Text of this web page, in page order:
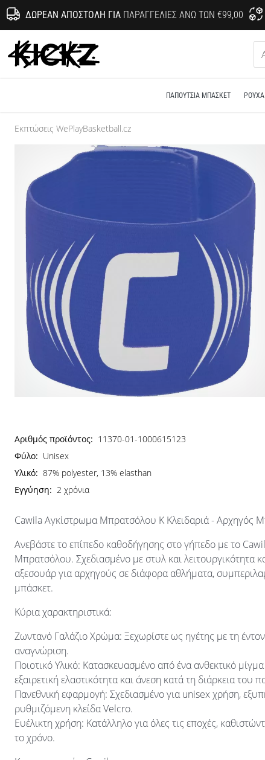
ΔΩΡΕΆΝ ΑΠΟΣΤΟΛΉ ΓΙΑΠΑΡΑΓΓΕΛΊΕΣ ΆΝΩ ΤΩΝ €99,00
KICKZ.gr
ΠΑΠΟΎΤΣΙΑ ΜΠΆΣΚΕΤ ΡΟΎΧΑ
Εκπτώσεις WePlayBasketball.cz
Αριθμός προϊόντος: 11370-01-1000615123
Φύλο: Unisex
Υλικό: 87% polyester, 13% elasthan
Εγγύηση: 2 χρόνια
Cawila Αγκίστρωμα Μπρατσόλου Κ Κλειδαριά - Αρχηγός
Ανεβάστε το επίπεδο καθοδήγησης στο γήπεδο με το
Μπρατσόλου. Σχεδιασμένο με στυλ και λειτουργικότητα
αξεσουάρ για αρχηγούς σε διάφορα αθλήματα,
μπάσκετ.
Κύρια χαρακτηριστικά:
Ζωντανό Γαλάζιο Χρώμα: Ξεχωρίστε ως ηγέτης με τη
αναγνώριση.
Ποιοτικό Υλικό: Κατασκευασμένο από ένα ανθεκτικό
εξαιρετική ελαστικότητα και άνεση κατά τη διάρκεια του
Πανεθνική εφαρμογή: Σχεδιασμένο για unisex χρήση,
ρυθμιζόμενη κλείδα Velcro.
Ευέλικτη χρήση: Κατάλληλο για όλες τις εποχές,
το χρόνο.